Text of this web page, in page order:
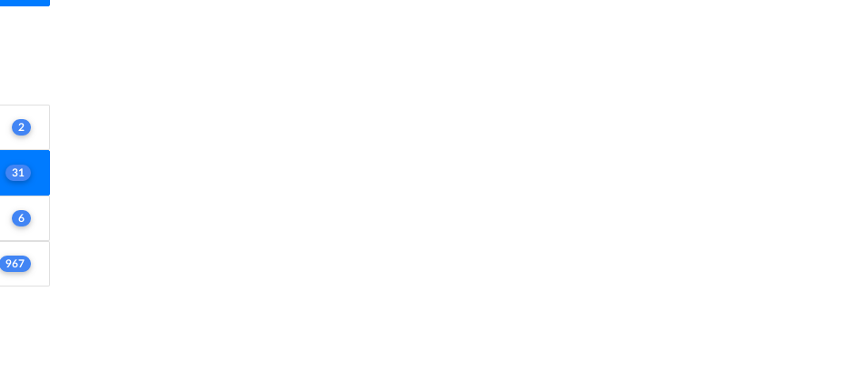
2
31
6
967